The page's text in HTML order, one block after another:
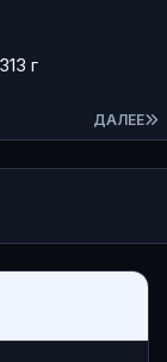
13 г
ДАЛЕЕ